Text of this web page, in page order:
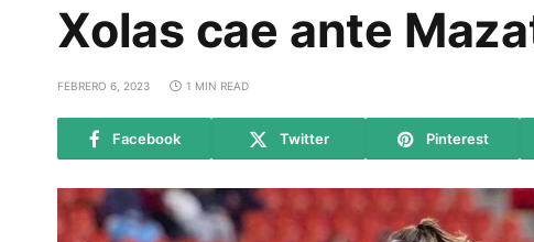
Xolas cae ante
FEBRERO 6, 2023 1 MIN READ
Facebook Twitter Pinterest